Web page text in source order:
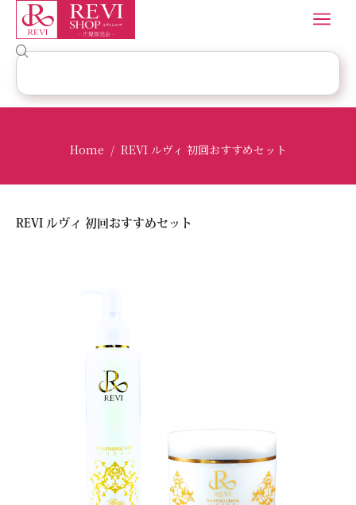
Home / REVI ルヴィ 初回おすすめセット
REVI ルヴィ 初回おすすめセット